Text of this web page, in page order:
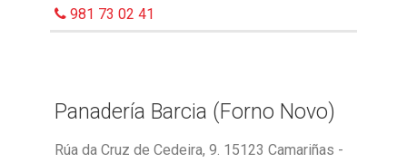
981 73 02 41
Panadería Barcia (Forno Novo)
Rúa da Cruz de Cedeira, 9. 15123 Camariñas -